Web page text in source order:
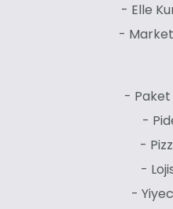
- Elle
-
- Paket
-
-
-
-